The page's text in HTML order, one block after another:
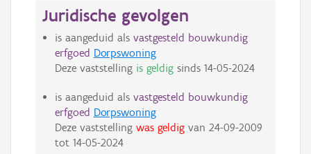
Juridische gevolgen
is aangeduid als vastgesteld bouwkundig
erfgoed Dorpswoning
Deze vaststelling is geldigsinds 14-05-2024
is aangeduid als vastgesteld bouwkundig
erfgoed Dorpswoning
Deze vaststelling was geldigvan 24-09-2009
tot 14-05-2024